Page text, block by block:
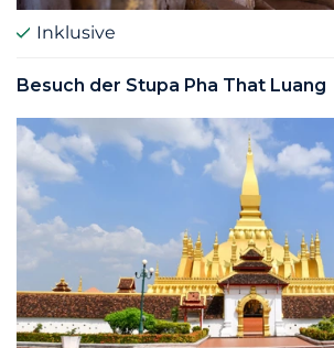
Inklusive
Besuch der Stupa Pha That Luang